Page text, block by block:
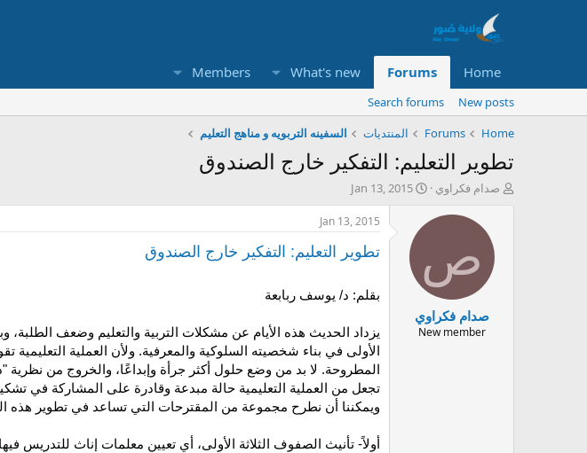
Home
Forums
What's new
Members
New posts
Search forums
Home
Forums المنتديات السفينه التربويه و مناهج التعليم
تطوير التعليم: التفكير خارج الصندوق
T
d
صدام فكراوي
S
r
t
d
Jan 13, 2015
ص
صدام فكراوي
New member
Jan 13, 2015
تطوير التعليم: التفكير خارج الصندوق
بقلم: د/ يوسف ربابعة
يزداد الحديث هذه الأيام عن مشكلات التربية والتعليم وضعف الطلبة،
الأولى في بناء شخصيته السلوكية والمعرفية. ولأن العملية التعليمية
المطروحة. لا بد من وضع حلول أكثر جرأة وإبداعًا، والخروج من نظرية
تجعل من العملية التعليمية حالة مبدعة وقادرة على المشاركة في
ويمكننا أن نطرح مجموعة من المقترحات التي تساعد في تطوير هذه
أولاً- تأنيث الصفوف الثلاثة الأولى، أي تعيين معلمات إناث للتدريس